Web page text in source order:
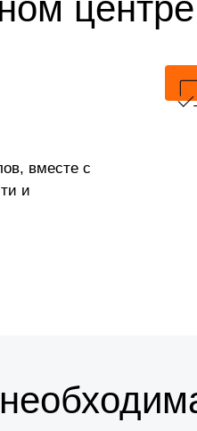
центре
вместе с
и